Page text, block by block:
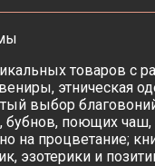
товаров с
этническая
выбор
бубнов, поющих чаш,
на процветание;
эзотерики и